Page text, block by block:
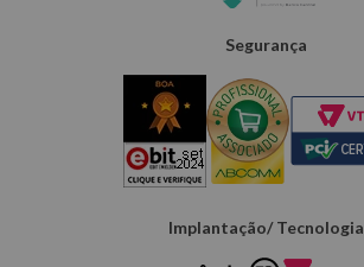
Segurança
Implantação/ Tecnologia